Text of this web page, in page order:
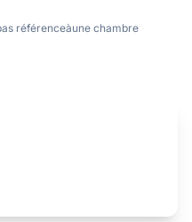
référenceàune chambre